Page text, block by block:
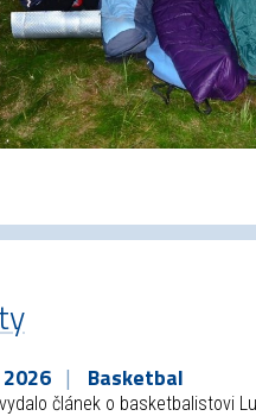
Basketbal
vydalo článek o basketbalistovi